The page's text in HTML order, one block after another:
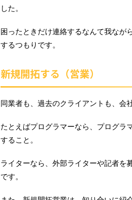
した。
困ったときだけ連絡するなんて我なが
するつもりです。
新規開拓する（営業）
同業者も、過去のクライアントも、会
たとえばプログラマーなら、プログラ
すること。
ライターなら、外部ライターや記者を
です。